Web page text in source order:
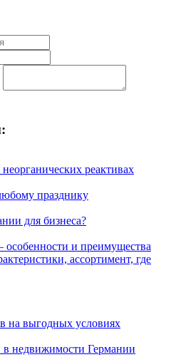
реактивах
празднику
для бизнеса?
и преимущества
ассортимент, где
на выгодных условиях
недвижимости Германии